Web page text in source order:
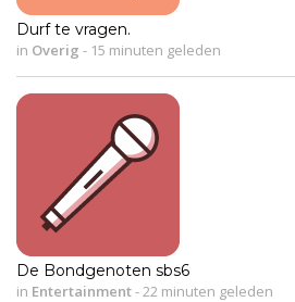
Durf te vragen.
in Overig - 15 minuten geleden
De Bondgenoten sbs6
in Entertainment- 22 minuten geleden